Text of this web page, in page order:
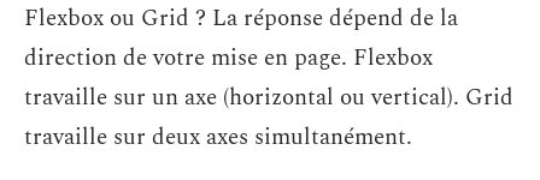
Flexbox ou Grid ? La réponse dépend de la
direction de votre mise en page. Flexbox
travaille sur un axe (horizontal ou vertical). Grid
travaille sur deux axes simultanément.